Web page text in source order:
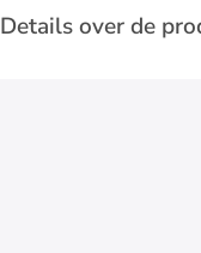
Details over de